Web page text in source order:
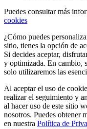
Puedes consultar más
cookies
¿Cómo puedes
sitio, tienes la opción de
Si decides aceptar,
y optimizada. En cambio,
solo utilizaremos las
Al aceptar el uso de
realizar el seguimiento y
al hacer uso de este sitio
nosotros. Puedes obtener
en nuestra Política de